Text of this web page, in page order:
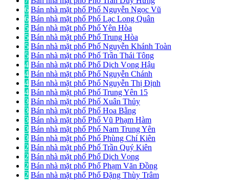
6 Bán nhà mặt phố Phố Nguyễn Ngọc Vũ
6 Bán nhà mặt phố Phố Lạc Long Quân
5 Bán nhà mặt phố Phố Yên Hòa
5 Bán nhà mặt phố Phố Trung Hòa
5 Bán nhà mặt phố Phố Nguyễn Khánh Toàn
5 Bán nhà mặt phố Phố Trần Thái Tông
4 Bán nhà mặt phố Phố Dịch Vọng Hậu
4 Bán nhà mặt phố Phố Nguyễn Chánh
4 Bán nhà mặt phố Phố Nguyễn Thị Định
4 Bán nhà mặt phố Phố Trung Yên 15
3 Bán nhà mặt phố Phố Xuân Thủy
3 Bán nhà mặt phố Phố Hoa Bằng
3 Bán nhà mặt phố Phố Vũ Phạm Hàm
3 Bán nhà mặt phố Phố Nam Trung Yên
3 Bán nhà mặt phố Phố Phùng Chí Kiên
2 Bán nhà mặt phố Phố Trần Quý Kiên
2 Bán nhà mặt phố Phố Dịch Vọng
2 Bán nhà mặt phố Phố Phạm Văn Đồng
2 Bán nhà mặt phố Phố Đặng Thùy Trâm